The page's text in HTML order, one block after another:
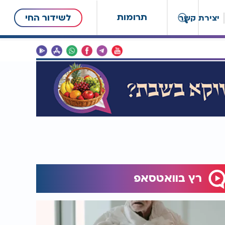
תרומות לשידור החי יצירת קשר
רץ בוואטסאפ